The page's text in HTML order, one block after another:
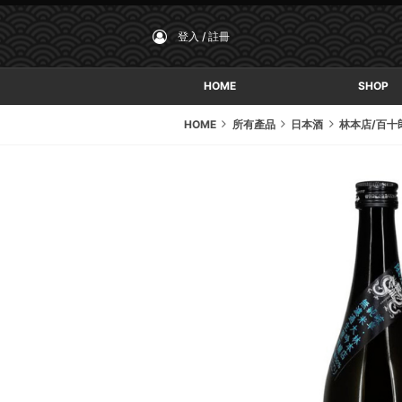
登入 / 註冊
HOME SHOP
HOME 所有產品 日本酒 林本店/百十